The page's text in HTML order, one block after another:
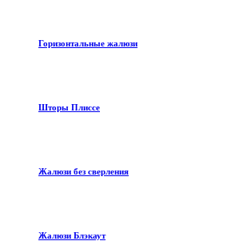
Горизонтальные жалюзи
Шторы Плиссе
Жалюзи без сверления
Жалюзи Блэкаут